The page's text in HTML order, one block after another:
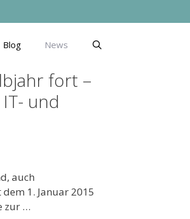
Blog News
fort –
und
auch
1. Januar 2015
zur …